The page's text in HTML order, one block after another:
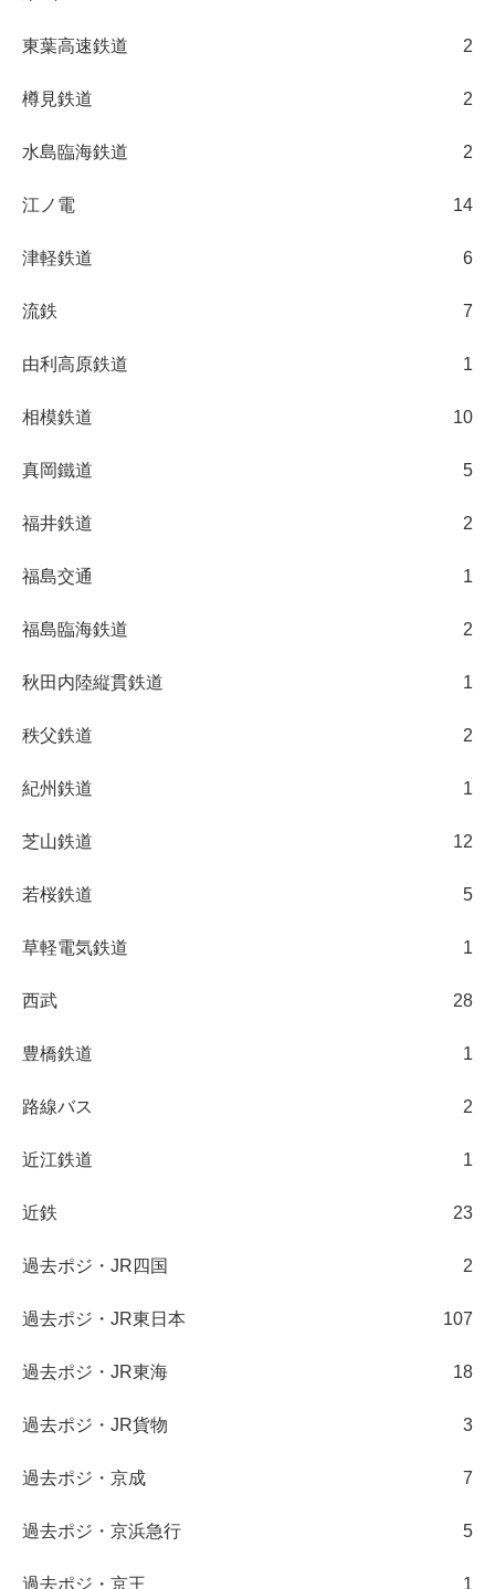
東葉高速鉄道 2
樽見鉄道 2
水島臨海鉄道 2
江ノ電 14
津軽鉄道 6
流鉄 7
由利高原鉄道 1
相模鉄道 10
真岡鐵道 5
福井鉄道 2
福島交通 1
福島臨海鉄道 2
秋田内陸縦貫鉄道 1
秩父鉄道 2
紀州鉄道 1
芝山鉄道 12
若桜鉄道 5
草軽電気鉄道 1
西武 28
豊橋鉄道 1
路線バス 2
近江鉄道 1
近鉄 23
過去ポジ・JR四国 2
過去ポジ・JR東日本 107
過去ポジ・JR東海 18
過去ポジ・JR貨物 3
過去ポジ・京成 7
過去ポジ・京浜急行 5
過去ポジ・京王 1